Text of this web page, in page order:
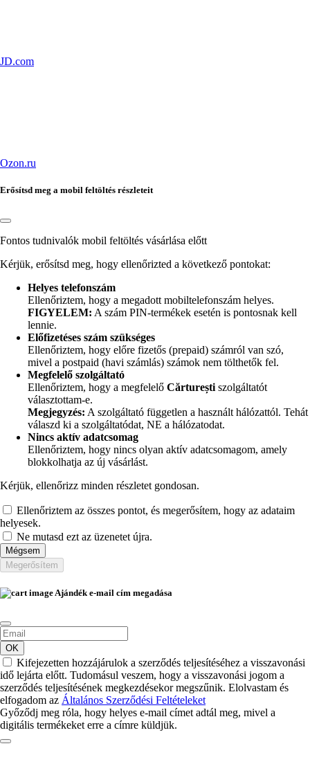
JD.com
Ozon.ru
Erősítsd meg a mobil feltöltés részleteit
Fontos tudnivalók mobil feltöltés vásárlása előtt
Kérjük, erősítsd meg, hogy ellenőrizted a következő pontokat:
Helyes telefonszám
Ellenőriztem, hogy a megadott mobiltelefonszám helyes.
FIGYELEM: A szám PIN-termékek esetén is pontosnak kell
lennie.
Előfizetéses szám szükséges
Ellenőriztem, hogy előre fizetős (prepaid) számról van szó,
mivel a postpaid (havi számlás) számok nem tölthetők fel.
Megfelelő szolgáltató
Ellenőriztem, hogy a megfelelő Cărturești szolgáltatót
választottam-e.
Megjegyzés: A szolgáltató független a használt hálózattól. Tehát
válaszd ki a szolgáltatódat, NE a hálózatodat.
Nincs aktív adatcsomag
Ellenőriztem, hogy nincs olyan aktív adatcsomagom, amely
blokkolhatja az új vásárlást.
Kérjük, ellenőrizz minden részletet gondosan.
Ellenőriztem az összes pontot, és megerősítem, hogy az adataim
helyesek.
Ne mutasd ezt az üzenetet újra.
Mégsem
Megerősítem
Ajándék e-mail cím megadása
OK
Kifejezetten hozzájárulok a szerződés teljesítéséhez a visszavonási
idő lejárta előtt. Tudomásul veszem, hogy a visszavonási jogom a
szerződés teljesítésének megkezdésekor megszűnik. Elolvastam és
elfogadom az Általános Szerződési Feltételeket
Győződj meg róla, hogy helyes e-mail címet adtál meg, mivel a
digitális termékeket erre a címre küldjük.